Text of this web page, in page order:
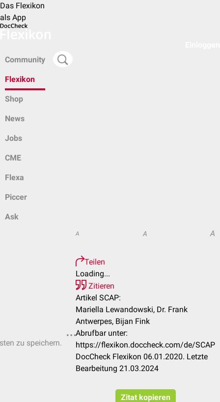
Das Flexikon
als App
Community
Flexikon
Shop
News
Jobs
CME
Flexa
Piccer
Ask
zu speichern.
A A A
Teilen
Loading...
Zitieren
Artikel SCAP:
Mariella Lewandowski, Dr. Frank
Antwerpes, Bijan Fink
Abrufbar unter:
https://flexikon.doccheck.com/de/SCAP
DocCheck Flexikon 06.01.2020. Letzte
Bearbeitung 21.03.2024
Zitat kopieren